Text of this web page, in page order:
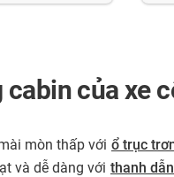
của xe
mòn thấp với ổ trục
và dễ dàng với thanh